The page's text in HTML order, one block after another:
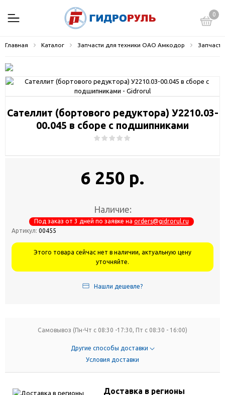
0
Главная Каталог Запчасти для техники ОАО Амкодор
Сателлит (бортового редуктора) У2210.03-
00.045 в сборе с подшипниками
6 250 р.
Наличие:
Под заказ от 3 дней по заявке на orders@gidrorul.ru
Артикул: 00455
Этого товара сейчас нет в наличии, актуальную цену
уточняйте.
Нашли дешевле?
Самовывоз (Пн-Чт с 08:30 -17:30, Пт с 08:30 - 16:00)
Другие способы доставки
Условия доставки
Доставка в регионы